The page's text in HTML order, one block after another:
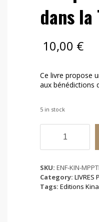
dans
10,00 €
Ce livre propose
aux bénédictions
5 in stock
Mes
premiers
pas
la
Téfila
(Fille)
SKU: ENF-KIN-
Category: LIVRES
Tags: Editions